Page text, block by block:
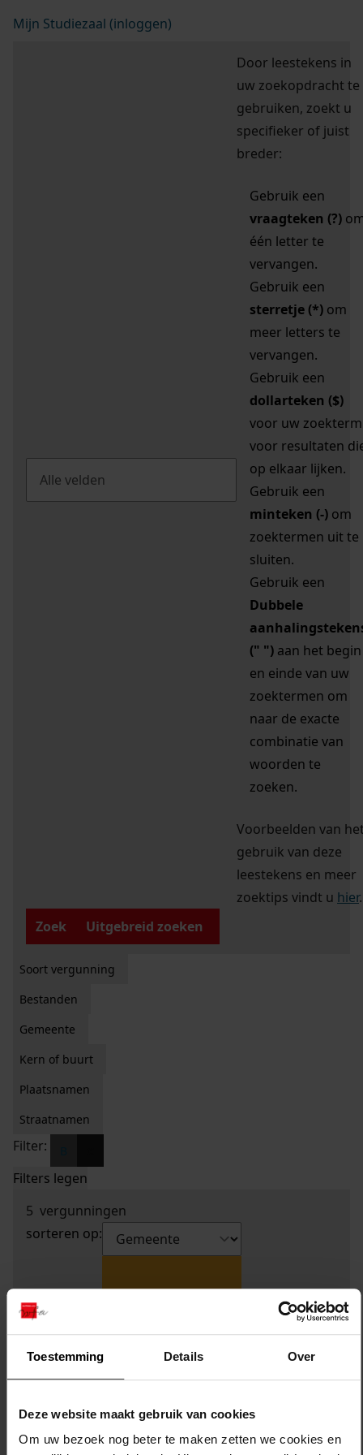
Toestemming Details Over
Deze website maakt gebruik van cookies
Om uw bezoek nog beter te maken zetten we cookies en
Mijn Studiezaal (inloggen)
Door leestekens in
uw zoekopdracht te
gebruiken, zoekt u
specifieker of juist
breder:
Gebruik een
vraagteken (?)
één letter te
vervangen.
Gebruik een
sterretje (*) om
meer letters te
vervangen.
Gebruik een
dollarteken ($)
voor uw zoekterm
voor resultaten
op elkaar lijken.
Gebruik een
minteken (-) om
zoektermen uit te
sluiten.
Gebruik een
Dubbele
(" ") aan het begin
en einde van uw
zoektermen om
naar de exacte
combinatie van
woorden te
zoeken.
Voorbeelden van
gebruik van deze
leestekens en meer
zoektips vindt u hier.
Zoek
Uitgebreid zoeken
Soort vergunning
Bestanden
Gemeente
Kern of buurt
Plaatsnamen
Straatnamen
Filter:
Filters legen
5 vergunningen
sorteren op: